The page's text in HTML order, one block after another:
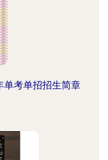
单考单招招生简章